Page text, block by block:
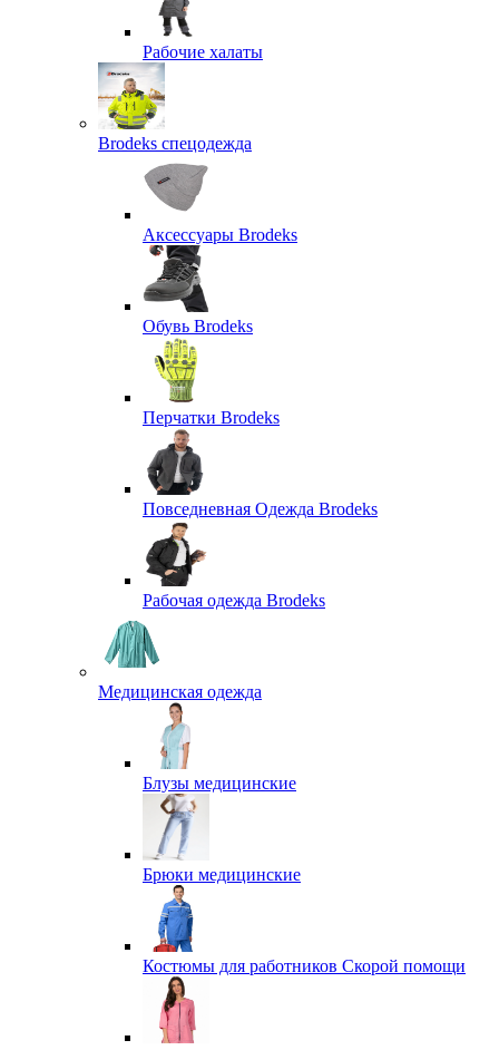
Рабочие халаты
Brodeks спецодежда
Аксессуары Brodeks
Обувь Brodeks
Перчатки Brodeks
Повседневная Одежда Brodeks
Рабочая одежда Brodeks
Медицинская одежда
Блузы медицинские
Брюки медицинские
Костюмы для работников Скорой помощи